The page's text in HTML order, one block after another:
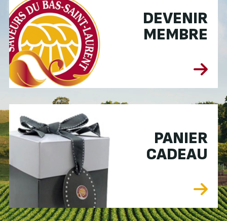
DEVENIR
MEMBRE
PANIER
CADEAU